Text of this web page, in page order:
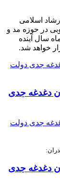
اسلامی
در حوزه مد و
سال آینده
خواهد شد.
دغدغه جدی
دغدغه جدی